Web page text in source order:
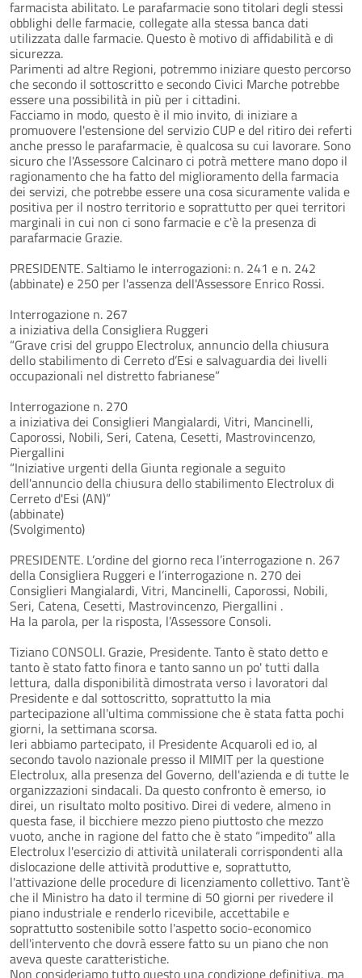
farmacista abilitato. Le parafarmacie sono titolari degli stessi
obblighi delle farmacie, collegate alla stessa banca dati
utilizzata dalle farmacie. Questo è motivo di affidabilità e di
sicurezza.
Parimenti ad altre Regioni, potremmo iniziare questo percorso
che secondo il sottoscritto e secondo Civici Marche potrebbe
essere una possibilità in più per i cittadini.
Facciamo in modo, questo è il mio invito, di iniziare a
promuovere l'estensione del servizio CUP e del ritiro dei referti
anche presso le parafarmacie, è qualcosa su cui lavorare. Sono
sicuro che l'Assessore Calcinaro ci potrà mettere mano dopo il
ragionamento che ha fatto del miglioramento della farmacia
dei servizi, che potrebbe essere una cosa sicuramente valida e
positiva per il nostro territorio e soprattutto per quei territori
marginali in cui non ci sono farmacie e c'è la presenza di
parafarmacie Grazie.
PRESIDENTE. Saltiamo le interrogazioni: n. 241 e n. 242
(abbinate) e 250 per l'assenza dell'Assessore Enrico Rossi.
Interrogazione n. 267
a iniziativa della Consigliera Ruggeri
“Grave crisi del gruppo Electrolux, annuncio della chiusura
dello stabilimento di Cerreto d’Esi e salvaguardia dei livelli
occupazionali nel distretto fabrianese”
Interrogazione n. 270
a iniziativa dei Consiglieri Mangialardi, Vitri, Mancinelli,
Caporossi, Nobili, Seri, Catena, Cesetti, Mastrovincenzo,
Piergallini
“Iniziative urgenti della Giunta regionale a seguito
dell'annuncio della chiusura dello stabilimento Electrolux di
Cerreto d'Esi (AN)”
(abbinate)
(Svolgimento)
PRESIDENTE. L’ordine del giorno reca l’interrogazione n. 267
della Consigliera Ruggeri e l’interrogazione n. 270 dei
Consiglieri Mangialardi, Vitri, Mancinelli, Caporossi, Nobili,
Seri, Catena, Cesetti, Mastrovincenzo, Piergallini .
Ha la parola, per la risposta, l’Assessore Consoli.
Tiziano CONSOLI. Grazie, Presidente. Tanto è stato detto e
tanto è stato fatto finora e tanto sanno un po' tutti dalla
lettura, dalla disponibilità dimostrata verso i lavoratori dal
Presidente e dal sottoscritto, soprattutto la mia
partecipazione all'ultima commissione che è stata fatta pochi
giorni, la settimana scorsa.
Ieri abbiamo partecipato, il Presidente Acquaroli ed io, al
secondo tavolo nazionale presso il MIMIT per la questione
Electrolux, alla presenza del Governo, dell'azienda e di tutte le
organizzazioni sindacali. Da questo confronto è emerso, io
direi, un risultato molto positivo. Direi di vedere, almeno in
questa fase, il bicchiere mezzo pieno piuttosto che mezzo
vuoto, anche in ragione del fatto che è stato “impedito” alla
Electrolux l'esercizio di attività unilaterali corrispondenti alla
dislocazione delle attività produttive e, soprattutto,
l'attivazione delle procedure di licenziamento collettivo. Tant'è
che il Ministro ha dato il termine di 50 giorni per rivedere il
piano industriale e renderlo ricevibile, accettabile e
soprattutto sostenibile sotto l'aspetto socio-economico
dell'intervento che dovrà essere fatto su un piano che non
aveva queste caratteristiche.
Non consideriamo tutto questo una condizione definitiva, ma